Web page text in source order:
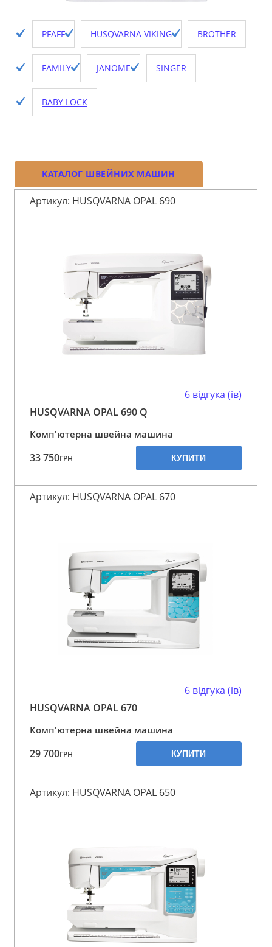
PFAFF HUSQVARNA VIKING BROTHER
FAMILY JANOME SINGER
BABY LOCK
КАТАЛОГ ШВЕЙНИХ МАШИН
Артикул: HUSQVARNA OPAL 690
6 відгука (ів)
HUSQVARNA OPAL 690 Q
Комп'ютерна швейна машина
33 750ГРН КУПИТИ
Артикул: HUSQVARNA OPAL 670
6 відгука (ів)
HUSQVARNA OPAL 670
Комп'ютерна швейна машина
29 700ГРН КУПИТИ
Артикул: HUSQVARNA OPAL 650